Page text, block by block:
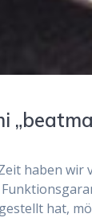
haben wir
hat,